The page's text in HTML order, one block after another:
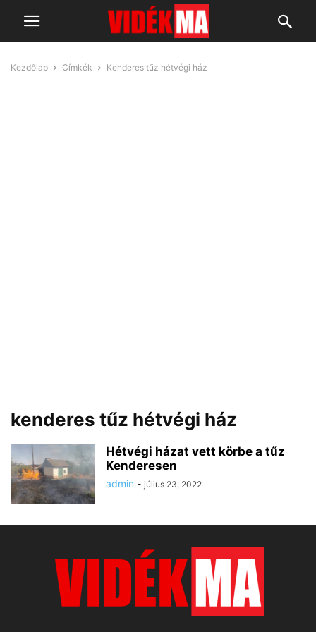
Kezdőlap Címkék Kenderes tűz hétvégi ház
kenderes tűz hétvégi ház
Hétvégi házat vett körbe a tűz
Kenderesen
admin - július 23, 2022